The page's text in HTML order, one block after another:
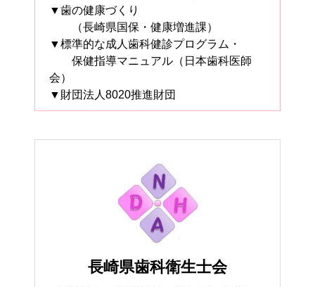
▼歯の健康づくり
（長崎県国保・健康増進課）
▼標準的な成人歯科健診プログラム・
保健指導マニュアル（日本歯科医師
会）
▼財団法人8020推進財団
長崎県歯科衛生士会